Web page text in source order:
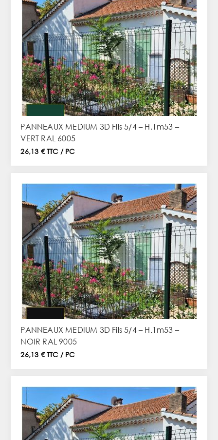
PANNEAUX MEDIUM 3D Fils 5/4 – H.1m53 –
VERT RAL 6005
26,13 € TTC / PC
PANNEAUX MEDIUM 3D Fils 5/4 – H.1m53 –
NOIR RAL 9005
26,13 € TTC / PC